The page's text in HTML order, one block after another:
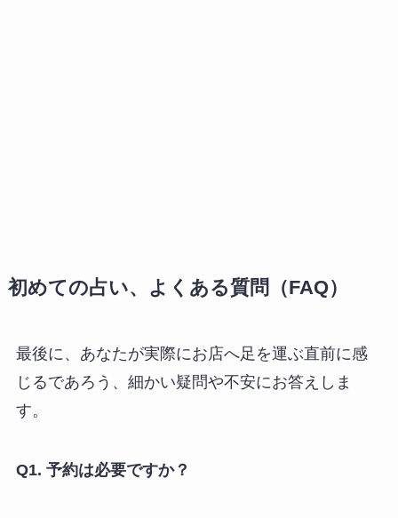
初めての占い、よくある質問（FAQ）
最後に、あなたが実際にお店へ足を運ぶ直前に感
じるであろう、細かい疑問や不安にお答えしま
す。
Q1. 予約は必要ですか？